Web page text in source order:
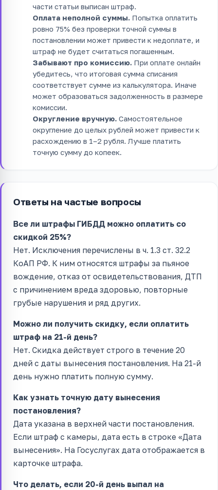
части статьи выписан штраф.
Оплата неполной суммы. Попытка оплатить
ровно 75% без проверки точной суммы в
постановлении может привести к недоплате, и
штраф не будет считаться погашенным.
Забывают про комиссию. При оплате онлайн
убедитесь, что итоговая сумма списания
соответствует сумме из калькулятора. Иначе
может образоваться задолженность в размере
комиссии.
Округление вручную. Самостоятельное
округление до целых рублей может привести к
расхождению в 1–2 рубля. Лучше платить
точную сумму до копеек.
Ответы на частые вопросы
Все ли штрафы ГИБДД можно оплатить со
скидкой 25%?
Нет. Исключения перечислены в ч. 1.3 ст. 32.2
КоАП РФ. К ним относятся штрафы за пьяное
вождение, отказ от освидетельствования, ДТП
с причинением вреда здоровью, повторные
грубые нарушения и ряд других.
Можно ли получить скидку, если оплатить
штраф на 21-й день?
Нет. Скидка действует строго в течение 20
дней с даты вынесения постановления. На 21-й
день нужно платить полную сумму.
Как узнать точную дату вынесения
постановления?
Дата указана в верхней части постановления.
Если штраф с камеры, дата есть в строке «Дата
вынесения». На Госуслугах дата отображается в
карточке штрафа.
Что делать, если 20-й день выпал на